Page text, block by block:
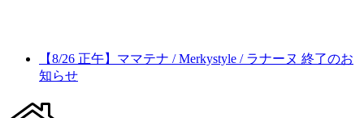
【8/26 正午】ママテナ / Merkystyle / ラナーヌ 終了のお
知らせ